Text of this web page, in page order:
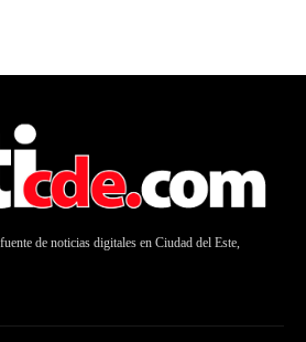
de noticias digitales en Ciudad del Este,